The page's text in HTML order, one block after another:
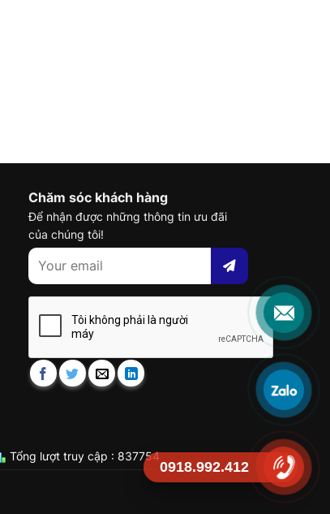
Chăm sóc khách hàng
Để nhận được những thông tin ưu đãi
của chúng tôi!
Tổng lượt truy cập : 837754
0918.992.412